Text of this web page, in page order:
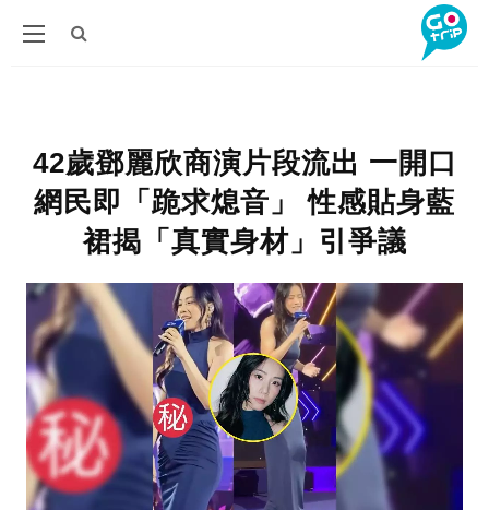
42歲鄧麗欣商演片段流出 一開口
網民即「跪求熄音」 性感貼身藍
裙揭「真實身材」引爭議